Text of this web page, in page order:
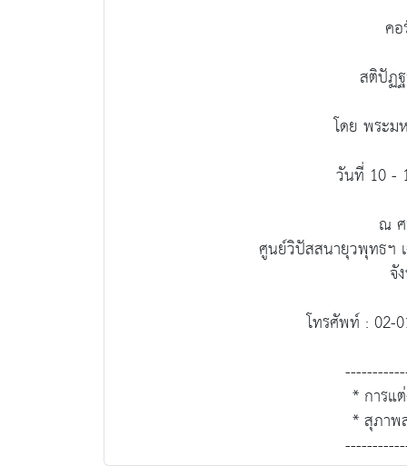
ค
สติปัฏ
โดย พระ
วันที่ 10 -
ณ ศ
ศูนย์วิปัสสนายุวพุทธฯ
จั
โทรศัพท์ : 02-
* การแ
* สุภาพ